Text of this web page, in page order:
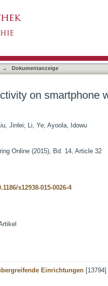
→ Dokumentanzeige
on smartphone
Jinlei; Li, Ye; Ayoola, Idowu
Online (2015), Bd. 14, Article 32
s12938-015-0026-4
Einrichtungen [13794]